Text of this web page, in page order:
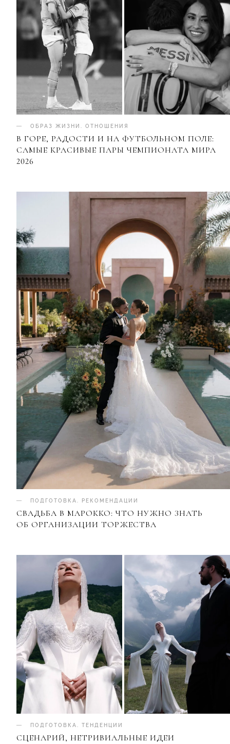
ОБРАЗ ЖИЗНИ ОТНОШЕНИЯ
В ГОРЕ, РАДОСТИ И НА ФУТБОЛЬНОМ ПОЛЕ:
САМЫЕ КРАСИВЫЕ ПАРЫ ЧЕМПИОНАТА МИРА
2026
ПОДГОТОВКА РЕКОМЕНДАЦИИ
СВАДЬБА В МАРОККО: ЧТО НУЖНО ЗНАТЬ
ОБ ОРГАНИЗАЦИИ ТОРЖЕСТВА
ПОДГОТОВКА ТЕНДЕНЦИИ
СЦЕНАРИЙ, НЕТРИВИАЛЬНЫЕ ИДЕИ